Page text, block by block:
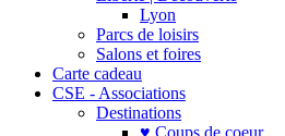
Lyon
Parcs de loisirs
Salons et foires
Carte cadeau
CSE - Associations
Destinations
♥ Coups de coeur